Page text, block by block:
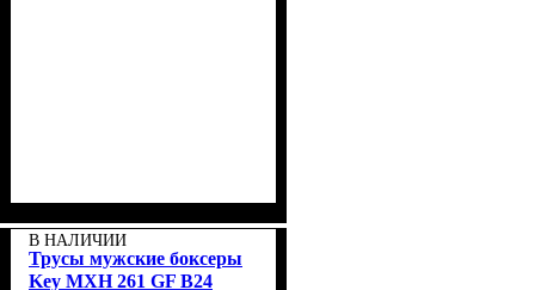
В НАЛИЧИИ
Трусы мужские боксеры
Key MXH 261 GF B24